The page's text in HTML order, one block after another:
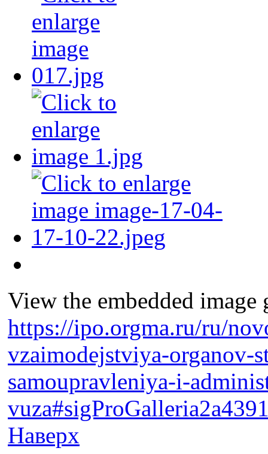
View the embedded
https://ipo.orgma.ru/ru/
vzaimodejstviya-organov-
samoupravleniya-i-
Наверх